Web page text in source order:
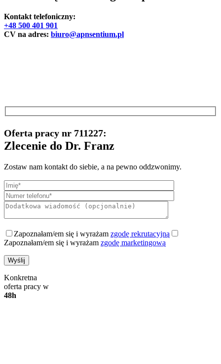
Kontakt telefoniczny:
+48 500 401 901
CV na adres: biuro@apnsentium.pl
Oferta pracy nr 711227:
Zlecenie do Dr. Franz
Zostaw nam kontakt do siebie, a na pewno oddzwonimy.
Zapoznałam/em się i wyrażam zgodę rekrutacyjną
Zapoznałam/em się i wyrażam zgodę marketingową
Konkretna
oferta pracy w
48h